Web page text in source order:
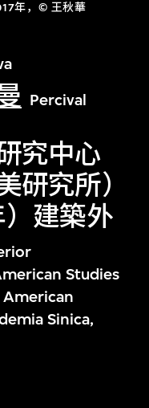
年，© 王秋華
Percival
究中心
研究所）
）建築外
Studies
Sinica,